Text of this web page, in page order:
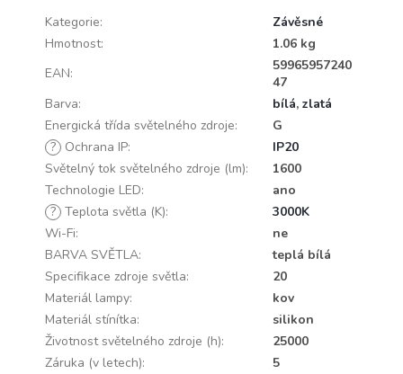
Kategorie:
Závěsné
Hmotnost:
1.06 kg
EAN:
59965957240
47
Barva: bílá, zlatá
Energická třída světelného zdroje:
G
? Ochrana IP:
IP20
Světelný tok světelného zdroje (lm):
1600
Technologie LED:
ano
? Teplota světla (K):
3000K
Wi-Fi:
ne
BARVA SVĚTLA:
teplá bílá
Specifikace zdroje světla:
20
Materiál lampy:
kov
Materiál stínítka:
silikon
Životnost světelného zdroje (h):
25000
Záruka (v letech):
5